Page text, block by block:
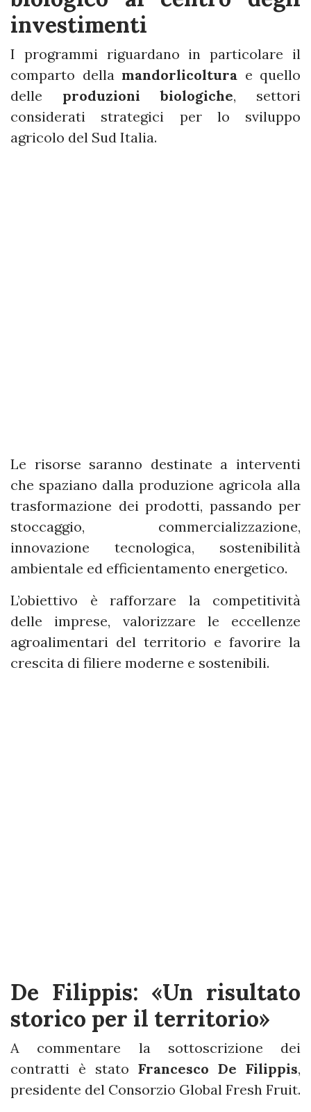
investimenti
I programmi riguardano in particolare il
comparto della mandorlicoltura e quello
delle produzioni biologiche, settori
considerati strategici per lo sviluppo
agricolo del Sud Italia.
Le risorse saranno destinate a interventi
che spaziano dalla produzione agricola alla
trasformazione dei prodotti, passando per
stoccaggio, commercializzazione,
innovazione tecnologica, sostenibilità
ambientale ed efficientamento energetico.
L’obiettivo è rafforzare la competitività
delle imprese, valorizzare le eccellenze
agroalimentari del territorio e favorire la
crescita di filiere moderne e sostenibili.
De Filippis: «Un risultato
storico per il territorio»
A commentare la sottoscrizione dei
contratti è stato Francesco De Filippis,
presidente del Consorzio Global Fresh Fruit.